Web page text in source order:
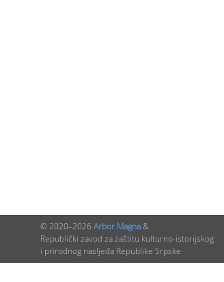
© 2020–2026 Arbor Magna&
Republički zavod za zaštitu kulturno-istorijskog
i prirodnog nasljeđa Republike Srpske